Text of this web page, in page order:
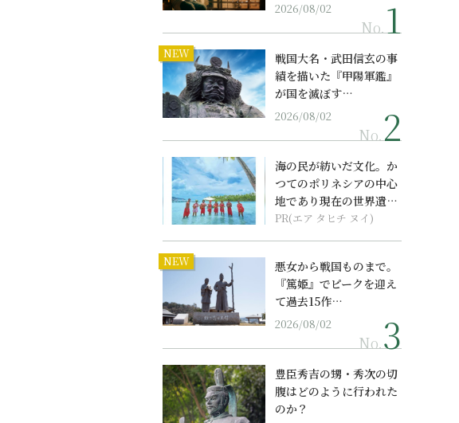
2026/08/02
No.
NEW
戦国大名・武田信玄の事
績を描いた『甲陽軍鑑』
が国を滅ぼす…
2026/08/02
No.
海の民が紡いだ文化。か
つてのポリネシアの中心
地であり現在の世界遺産
からみえてくる...
PR(エア タヒチ ヌイ)
NEW
悪女から戦国ものまで。
『篤姫』でピークを迎え
て過去15作…
2026/08/02
No.
豊臣秀吉の甥・秀次の切
腹はどのように行われた
のか？